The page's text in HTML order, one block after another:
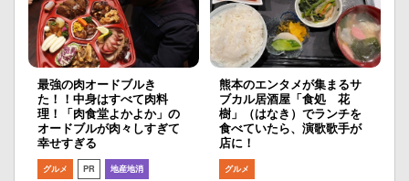
最強の肉オードブルき
た！！中身はすべて肉料
理！「肉食堂よかよか」の
オードブルが肉々しすぎて
幸せすぎる
グルメ PR 地産地消
熊本のエンタメが集まるサ
ブカル居酒屋「食処 花
樹」（はなき）でランチを
食べていたら、演歌歌手が
店に！
グルメ